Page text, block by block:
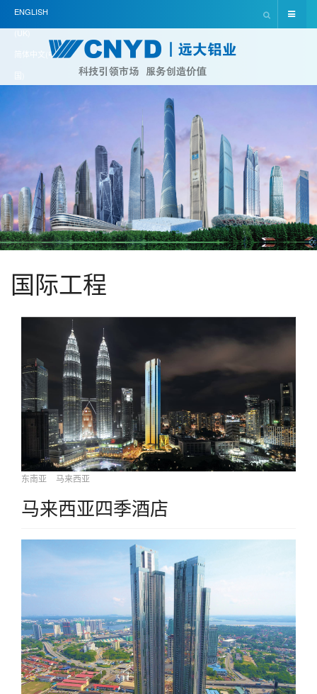
ENGLISH
(UK)
简体中文(中
国)
国际工程
东南亚 马来西亚
马来西亚四季酒店